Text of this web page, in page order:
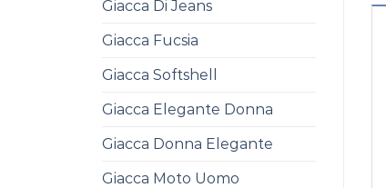
Giacca Di Jeans
Giacca Fucsia
Giacca Softshell
Giacca Elegante Donna
Giacca Donna Elegante
Giacca Moto Uomo